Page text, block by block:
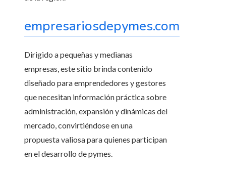
empresariosdepymes.com
Dirigido a pequeñas y medianas
empresas, este sitio brinda contenido
diseñado para emprendedores y gestores
que necesitan información práctica sobre
administración, expansión y dinámicas del
mercado, convirtiéndose en una
propuesta valiosa para quienes participan
en el desarrollo de pymes.